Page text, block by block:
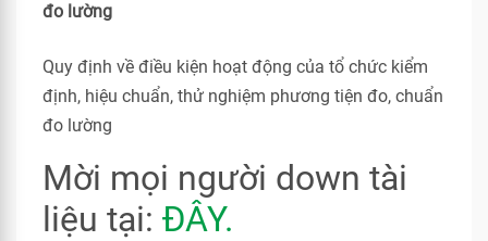
đo lường
Quy định về điều kiện hoạt động của tổ chức kiểm
định, hiệu chuẩn, thử nghiệm phương tiện đo, chuẩn
đo lường
Mời mọi người down tài
liệu tại: ĐÂY.